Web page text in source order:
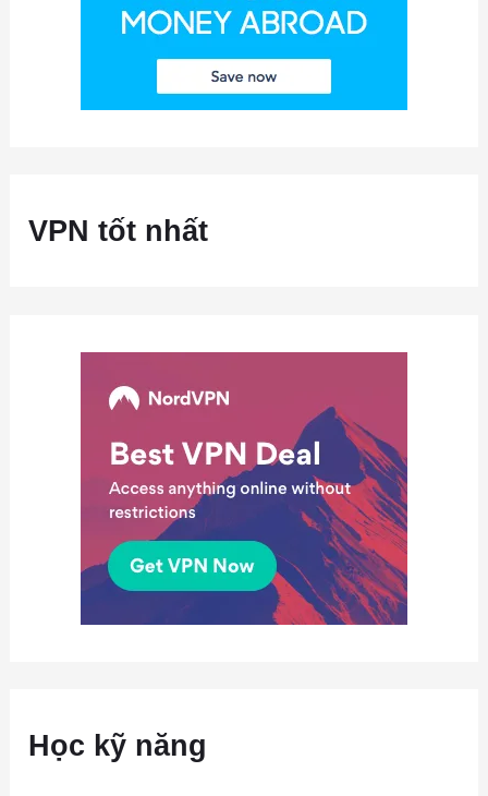
VPN tốt nhất
Học kỹ năng